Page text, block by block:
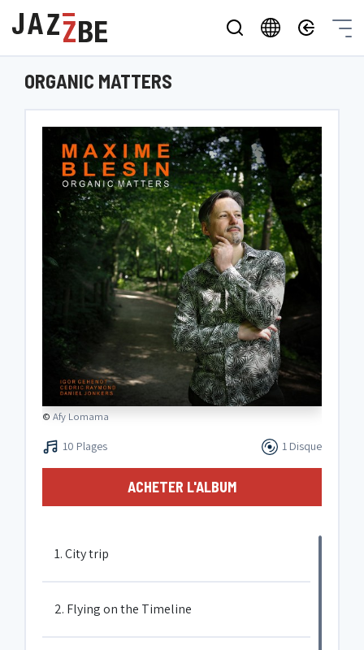
ORGANIC MATTERS
© Afy Lomama
10 Plages 1 Disque
ACHETER L'ALBUM
1. City trip
2. Flying on the Timeline